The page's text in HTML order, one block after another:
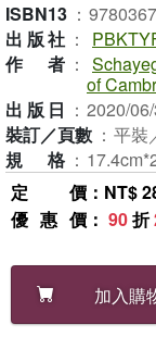
ISBN13 ：
出版社 ：
作者 ：
of
出版日 ： 2020/
裝訂／頁數 ： 平裝
規格 ：
定價 ：NT$
優惠價 ： 90折
加入購